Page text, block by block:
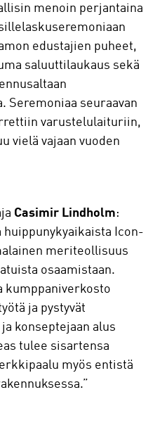
menoin perjantaina
edustajien puheet,
saluuttilaukaus sekä
Seremoniaa seuraavan
varustelulaituriin,
vielä vajaan vuoden
Casimir Lindholm:
huippunykyaikaista Icon-
meriteollisuus
osaamistaan.
kumppaniverkosto
ja pystyvät
konseptejaan alus
tulee sisartensa
myös entistä